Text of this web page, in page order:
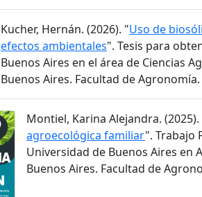
Kucher, Hernán. (2026). "Uso de
efectos ambientales". Tesis para
Buenos Aires en el área de Ciencias
Buenos Aires. Facultad de
Montiel, Karina Alejandra. (2025).
agroecológica familiar". Trabajo
Universidad de Buenos Aires
Buenos Aires. Facultad de